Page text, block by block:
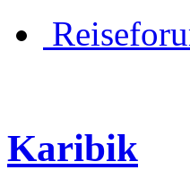
Karibik